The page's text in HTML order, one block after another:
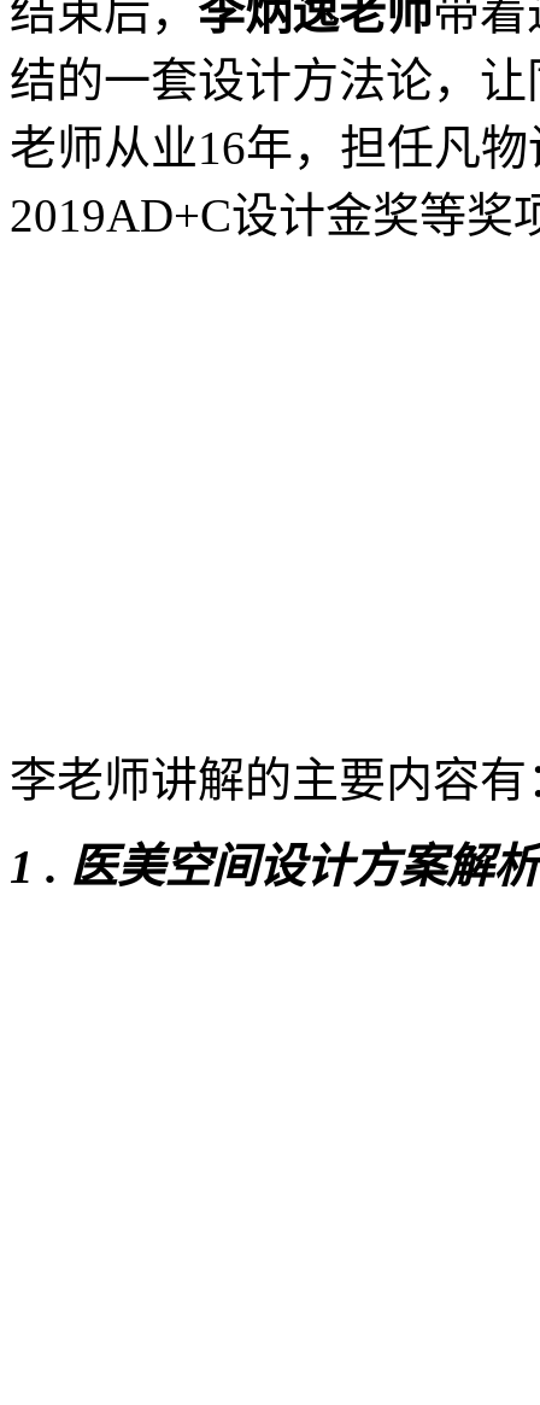
结束后， 李炳逸老师带
结的一套设计方法论，
老师从业16年，担任凡
2019AD+C设计金奖等奖
李老师讲解的主要内容有
1 . 医美空间设计方案解析